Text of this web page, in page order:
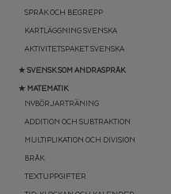
SPRÅK OCH BEGREPP
KARTLÄGGNING SVENSKA
AKTIVITETSPAKET SVENSKA
★ SVENSK SOM ANDRASPRÅK
★ MATEMATIK
NYBÖRJARTRÄNING
ADDITION OCH SUBTRAKTION
MULTIPLIKATION OCH DIVISION
BRÅK
TEXTUPPGIFTER